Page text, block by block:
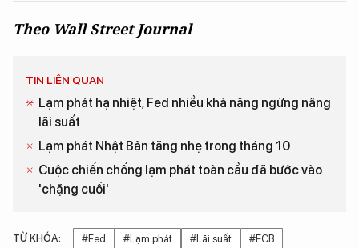
Theo Wall Street Journal
TIN LIÊN QUAN
Lạm phát hạ nhiệt, Fed nhiều khả năng ngừng nâng
lãi suất
Lạm phát Nhật Bản tăng nhẹ trong tháng 10
Cuộc chiến chống lạm phát toàn cầu đã bước vào
'chặng cuối'
TỪ KHÓA: #Fed #Lạm phát #Lãi suất #ECB